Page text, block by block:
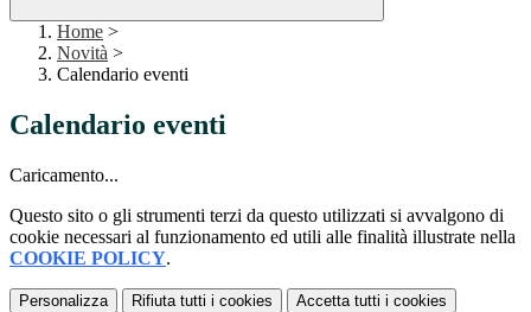
Home >
Novità >
Calendario eventi
Calendario eventi
Caricamento...
Questo sito o gli strumenti terzi da questo utilizzati si avvalgono di
cookie necessari al funzionamento ed utili alle finalità illustrate nella
COOKIE POLICY.
Personalizza Rifiuta tutti i cookies Accetta tutti i cookies